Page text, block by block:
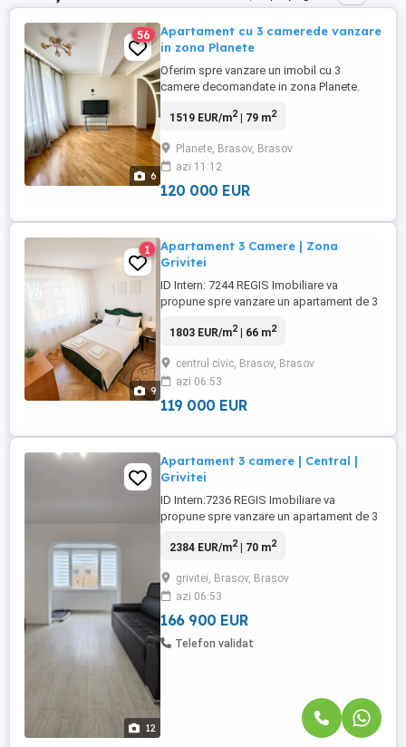
6
56
Apartament cu 3 camerede vanzare
in zona Planete
Oferim spre vanzare un imobil cu 3
camere decomandate in zona Planete.
''Gheorghe Lazar ''. Dispune de 79 mp
renovat si se include si un loc de parcare !
Mai multe detalii telefonic!
1519 EUR/m2| 79 m2
Planete, Brasov, Brasov
azi 11:12
120 000 EUR
9
1
Apartament 3 Camere | Zona
Grivitei
ID Intern: 7244 REGIS Imobiliare va
propune spre vanzare un apartament de 3
de 65 mp, situat la etajul 10 din 10, intr-un
cele mai apreciate zone ale Brasovului -
Grivitei. Locuinta este complet mobilata si
utilata, fiind ...
1803 EUR/m2| 66 m2
centrul civic, Brasov, Brasov
azi 06:53
119 000 EUR
12
Apartament 3 camere | Central |
Grivitei
ID Intern:7236 REGIS Imobiliare va
propune spre vanzare un apartament de 3
pentru locuit, cat si pentru investitie, situat
Cu o suprafata utila de 70 mp si
compartimentare decomandata, aceasta
proprietate ofera confort, ...
2384 EUR/m2| 70 m2
grivitei, Brasov, Brasov
azi 06:53
166 900 EUR
Telefon validat